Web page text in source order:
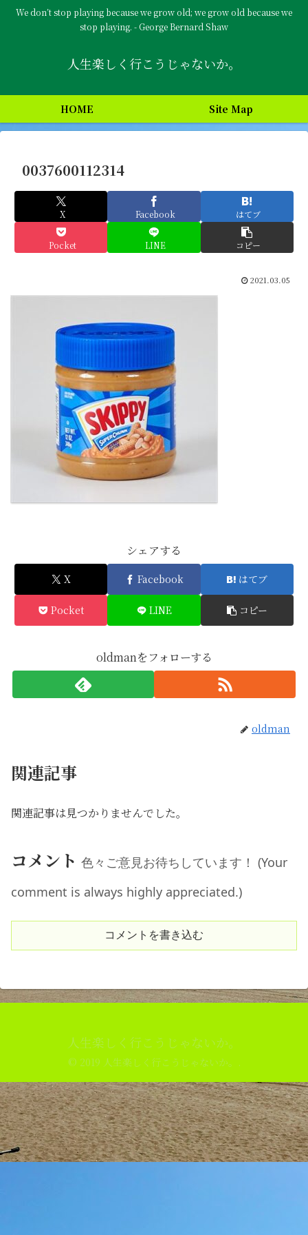
We don’t stop playing because we grow old; we grow old because we
stop playing. - George Bernard Shaw
人生楽しく行こうじゃないか。
HOME Site Map
0037600112314
X Facebook はてブ
Pocket LINE コピー
2021.03.05
シェアする
X Facebook はてブ
Pocket LINE コピー
oldmanをフォローする
oldman
関連記事
関連記事は見つかりませんでした。
コメント 色々ご意見お待ちしています！ (Your
comment is always highly appreciated.)
コメントを書き込む
人生楽しく行こうじゃないか。
© 2019 人生楽しく行こうじゃないか。.